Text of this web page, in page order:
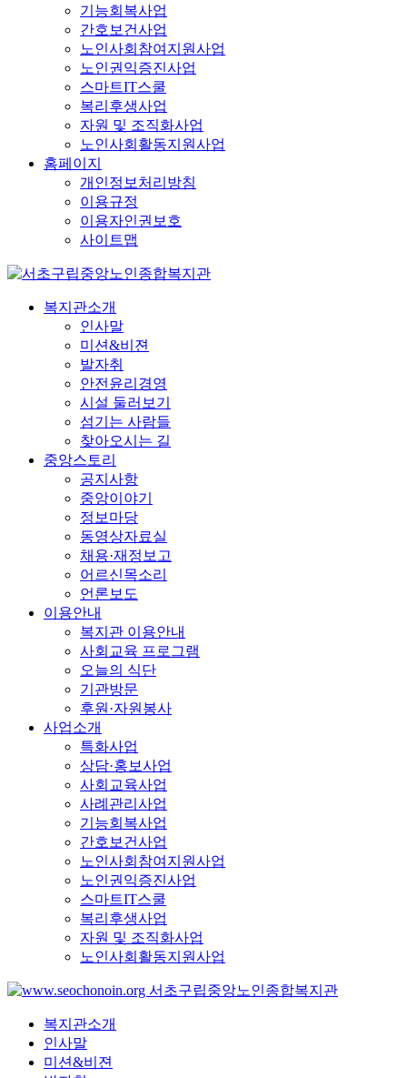
기능회복사업
간호보건사업
노인사회참여지원사업
노인권익증진사업
스마트IT스쿨
복리후생사업
자원 및 조직화사업
노인사회활동지원사업
홈페이지
개인정보처리방침
이용규정
이용자인권보호
사이트맵
복지관소개
인사말
미션&비젼
발자취
안전윤리경영
시설 둘러보기
섬기는 사람들
찾아오시는 길
중앙스토리
공지사항
중앙이야기
정보마당
동영상자료실
채용·재정보고
어르신목소리
언론보도
이용안내
복지관 이용안내
사회교육 프로그램
오늘의 식단
기관방문
후원·자원봉사
사업소개
특화사업
상담·홍보사업
사회교육사업
사례관리사업
기능회복사업
간호보건사업
노인사회참여지원사업
노인권익증진사업
스마트IT스쿨
복리후생사업
자원 및 조직화사업
노인사회활동지원사업
복지관소개
인사말
미션&비젼